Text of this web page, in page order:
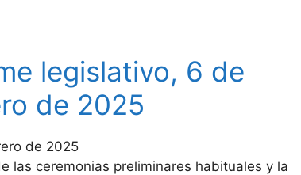
legislativo, 6 de
de 2025
de 2025
las ceremonias preliminares habituales y la